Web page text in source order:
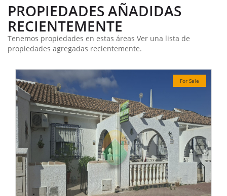
PROPIEDADES AÑADIDAS
RECIENTEMENTE
Tenemos propiedades en estas áreas Ver una lista de
propiedades agregadas recientemente.
For Sale